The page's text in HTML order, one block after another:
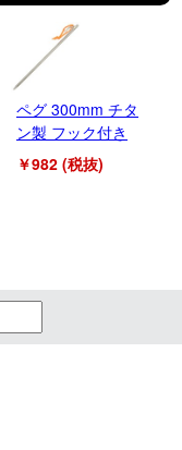
ペグ 300mm チタ
ン製 フック付き
￥982 (税抜)